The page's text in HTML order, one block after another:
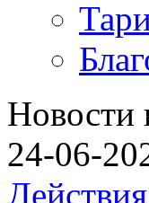
Новости
24-06-